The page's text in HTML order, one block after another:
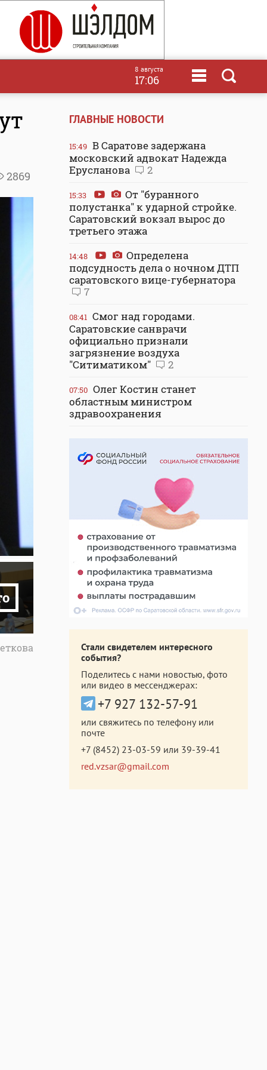
8 августа
17:06
2869
ГЛАВНЫЕ НОВОСТИ
15:49 В Саратове задержана
московский адвокат Надежда
Ерусланова
2
15:33
От "буранного
полустанка" к ударной стройке.
Саратовский вокзал вырос до
третьего этажа
14:48
Определена
подсудность дела о ночном ДТП
саратовского вице-губернатора
7
08:41 Смог над городами.
Саратовские санврачи
официально признали
загрязнение воздуха
"Ситиматиком"
2
07:50 Олег Костин станет
областным министром
здравоохранения
Стали свидетелем интересного
события?
Поделитесь с нами новостью, фото
или видео в мессенджерах:
+7 927 132-57-91
или свяжитесь по телефону или
почте
+7 (8452) 23-03-59 или 39-39-41
red.vzsar@gmail.com